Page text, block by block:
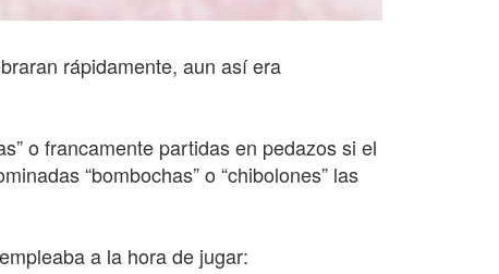
rápidamente, aun así era
o francamente partidas en pedazos si el
“bombochas” o “chibolones” las
a la hora de jugar: